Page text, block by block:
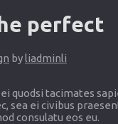
perfect
by liadminli
ei quodsi tacimates
sea ei civibus
consulatu eos eu.